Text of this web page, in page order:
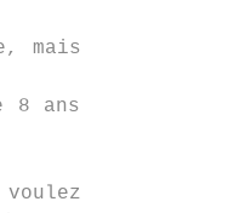
mais
8 ans